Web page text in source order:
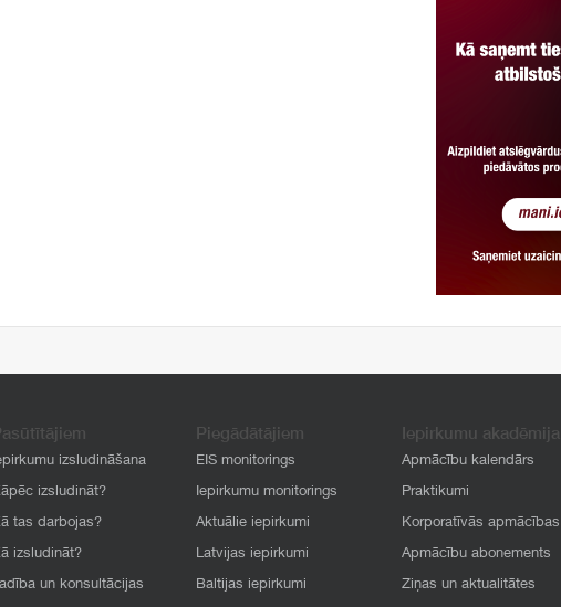
izsludināšana
izsludināt?
tas darbojas?
izsludināt?
un konsultācijas
Piegādātājiem
EIS monitorings
Iepirkumu monitorings
Aktuālie iepirkumi
Latvijas iepirkumi
Baltijas iepirkumi
Iepirkumu akadēmija
Apmācību kalendārs
Praktikumi
Korporatīvās apmācības
Apmācību abonements
Ziņas un aktualitātes